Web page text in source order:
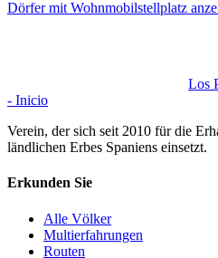
Dörfer mit Wohnmobilstellplatz
Los
- Inicio
Verein, der sich seit 2010 für die
ländlichen Erbes Spaniens einsetzt.
Erkunden Sie
Alle Völker
Multierfahrungen
Routen